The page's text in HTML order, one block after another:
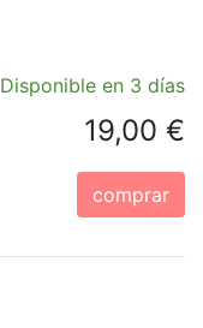
Disponible en 3 días
19,00 €
comprar